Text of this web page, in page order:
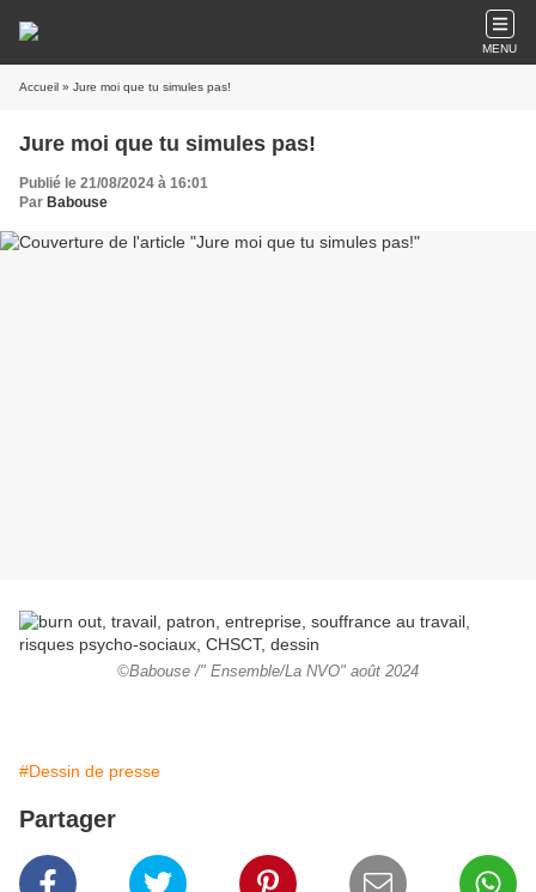
MENU
Accueil » Jure moi que tu simules pas!
Jure moi que tu simules pas!
Publié le 21/08/2024 à 16:01
Par Babouse
©Babouse /" Ensemble/La NVO" août 2024
#Dessin de presse
Partager